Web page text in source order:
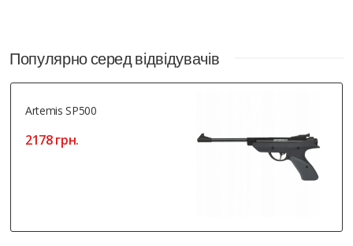
Популярно серед відвідувачів
Artemis SP500
2178 грн.